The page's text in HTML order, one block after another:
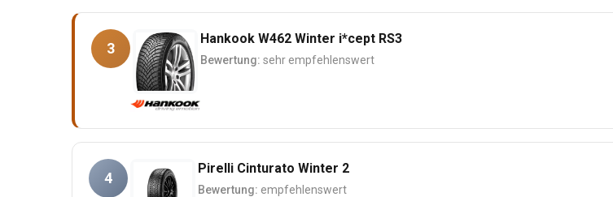
3
Hankook W462 Winter i*cept RS3
Bewertung: sehr empfehlenswert
4
Pirelli Cinturato Winter 2
Bewertung: empfehlenswert